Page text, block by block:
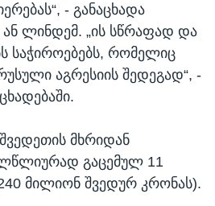
- განაცხადა
ან ლინდემ. „ის სწრაფად და
საჭიროებებს, რომელიც
აგრესიის შედეგად“, -
მხრიდან
გაცემულ 11
მილიონ შვედურ კრონას).